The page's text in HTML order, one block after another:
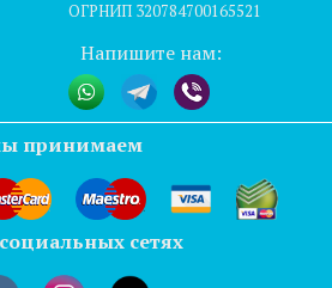
ОГРНИП 320784700165521
Напишите нам:
принимаем
сетях